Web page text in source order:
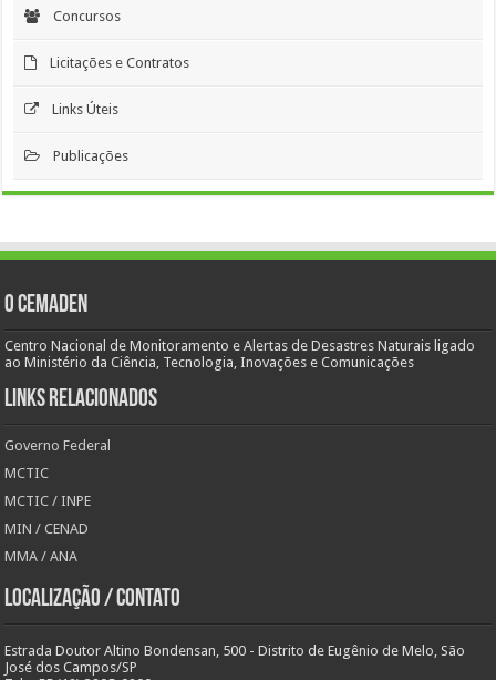
Concursos
Licitações e Contratos
Links Úteis
Publicações
O Cemaden
Centro Nacional de Monitoramento e Alertas de Desastres Naturais ligado
ao Ministério da Ciência, Tecnologia, Inovações e Comunicações
Links Relacionados
Governo Federal
MCTIC
MCTIC / INPE
MIN / CENAD
MMA / ANA
Localização / Contato
Estrada Doutor Altino Bondensan, 500 - Distrito de Eugênio de Melo, São
José dos Campos/SP